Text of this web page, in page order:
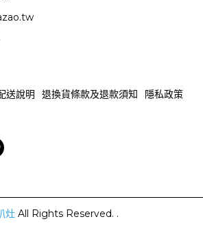
送說明 退換貨條款及退款須知 隱私政策
灶 All Rights Reserved. .